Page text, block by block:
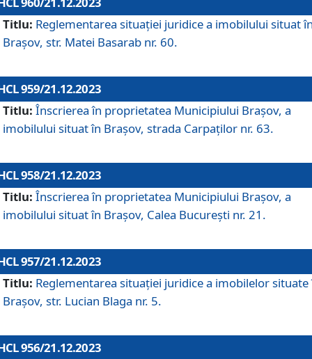
Titlu: Reglementarea situației juridice a imobilului situat
Brașov, str. Matei Basarab nr. 60.
959/21.12.2023
Titlu: Înscrierea în proprietatea Municipiului Brașov, a
imobilului situat în Brașov, strada Carpaților nr. 63.
958/21.12.2023
Titlu: Înscrierea în proprietatea Municipiului Brașov, a
imobilului situat în Brașov, Calea București nr. 21.
957/21.12.2023
Titlu: Reglementarea situației juridice a imobilelor situate
Brașov, str. Lucian Blaga nr. 5.
956/21.12.2023